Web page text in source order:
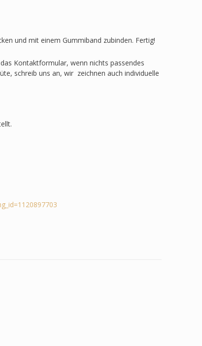
und mit einem Gummiband zubinden. Fertig!
Kontaktformular, wenn nichts passendes
schreib uns an, wir zeichnen auch individuelle